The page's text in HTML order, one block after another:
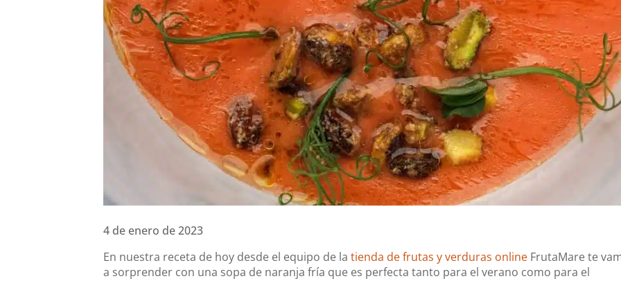
4 de enero de 2023
En nuestra receta de hoy desde el equipo de latienda de frutas y verduras online FrutaMare te
a sorprender con una sopa de naranja fría que es perfecta tanto para el verano como para el